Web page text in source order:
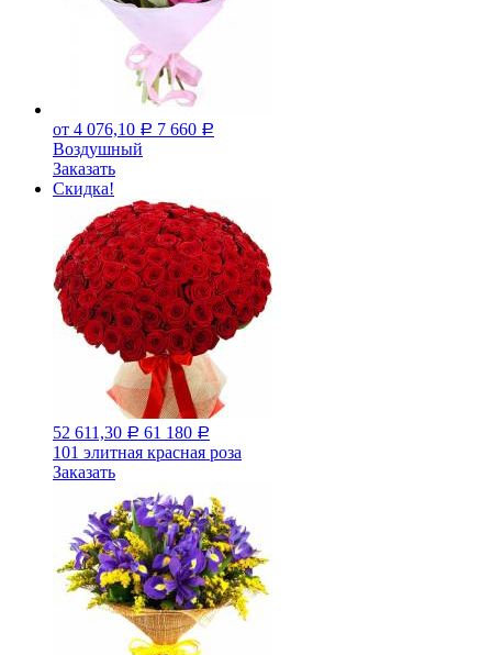
от 4 076,10 Р 7 660 Р
Воздушный
Заказать
Скидка!
52 611,30 Р 61 180 Р
101 элитная красная роза
Заказать